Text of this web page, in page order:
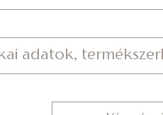
adatok,